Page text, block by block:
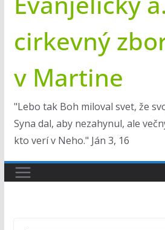
cirkevný
v Martine
"Lebo tak Boh miloval svet, že
Syna dal, aby nezahynul, ale
kto verí v Neho." Ján 3, 16